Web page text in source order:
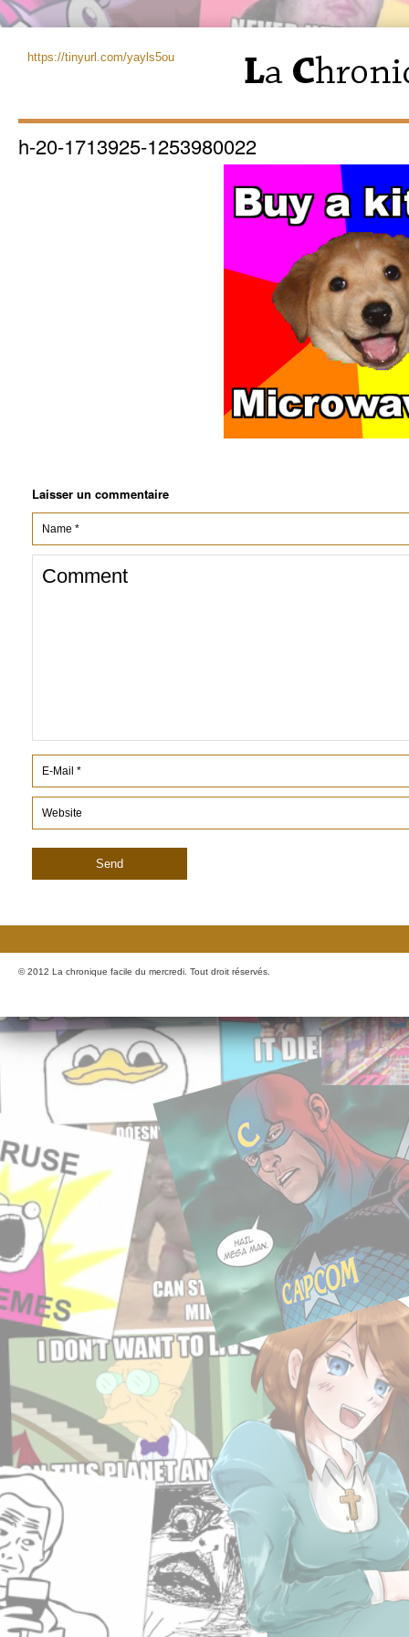
https://tinyurl.com/yayls5ou
h-20-1713925-1253980022
Laisser un commentaire
© 2012 La chronique facile du mercredi. Tout droit réservés.